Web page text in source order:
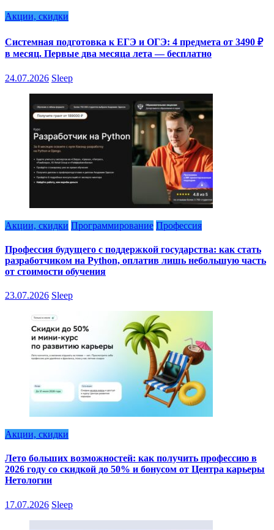
Акции, скидки
Системная подготовка к ЕГЭ и ОГЭ: 4 предмета от 3490 ₽
в месяц. Первые два месяца лета — бесплатно
24.07.2026 Sleep
Акции, скидки Программирование Профессия
Профессия будущего с поддержкой государства: как стать
разработчиком на Python, оплатив лишь небольшую часть
от стоимости обучения
23.07.2026 Sleep
Акции, скидки
Лето больших возможностей: как получить профессию в
2026 году со скидкой до 50% и бонусом от Центра карьеры
Нетологии
17.07.2026 Sleep